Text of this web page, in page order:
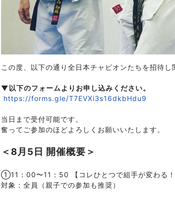
この度、以下の通り全日本チャピオンたちを招待
▼以下のフォームよりお申し込みください。
https://forms.gle/T7EVXi3s16dkbHdu9
当日まで受付可能です。
奮ってご参加のほどよろしくお願いいたします。
＜8月5日 開催概要＞
①11：00〜11：50 【コレひとつで組手が変わる
対象：全員（親子での参加も推奨）